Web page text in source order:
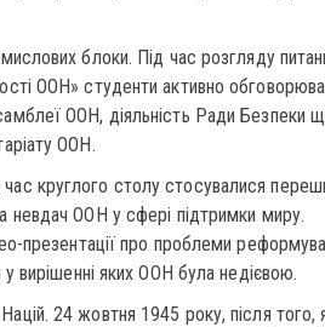
блоки. Під час розгляду
ООН» студенти активно
ООН, діяльність Ради Безпеки
ООН.
круглого столу стосувалися
невдач ООН у сфері підтримки миру.
презентації про проблеми
у вирішенні яких ООН була недієвою.
24 жовтня 1945 року, після того,